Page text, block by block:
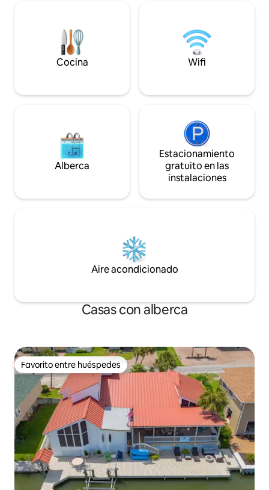
mensaje para obtener más información.
También tengo un segundo
apartamento a 4 puertas de distancia. Si
de la luz verde.
apartamento
minutos de la
Cocina Wifi
Alberca
Estacionamiento
gratuito en las
instalaciones
Aire acondicionado
Casas con alberca
Favorito entre huéspedes
Favorito entre huéspedes